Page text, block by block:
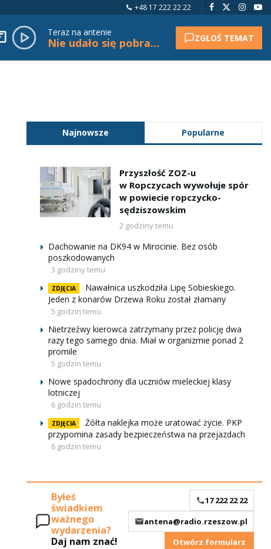
+48 17 222 22 22
Teraz na antenie
Nie udało się pobrać tytułu. ZGŁOŚ TEMAT
Najnowsze Popularne
Przyszłość ZOZ-u
w Ropczycach wywołuje spór
w powiecie ropczycko-
sędziszowskim
2 godziny temu
Dachowanie na DK94 w Mirocinie. Bez osób
poszkodowanych
3 godziny temu
ZDJĘCIA
Nawałnica uszkodziła Lipę Sobieskiego.
Jeden z konarów Drzewa Roku został złamany
5 godzin temu
Nietrzeźwy kierowca zatrzymany przez policję dwa
razy tego samego dnia. Miał w organizmie ponad 2
promile
5 godzin temu
Nowe spadochrony dla uczniów mieleckiej klasy
lotniczej
6 godzin temu
ZDJĘCIA
Żółta naklejka może uratować życie. PKP
przypomina zasady bezpieczeństwa na przejazdach
6 godzin temu
Byłeś
świadkiem
ważnego
wydarzenia?
Daj nam znać!
17 222 22 22
antena@radio.rzeszow.pl
Otwórz formularz